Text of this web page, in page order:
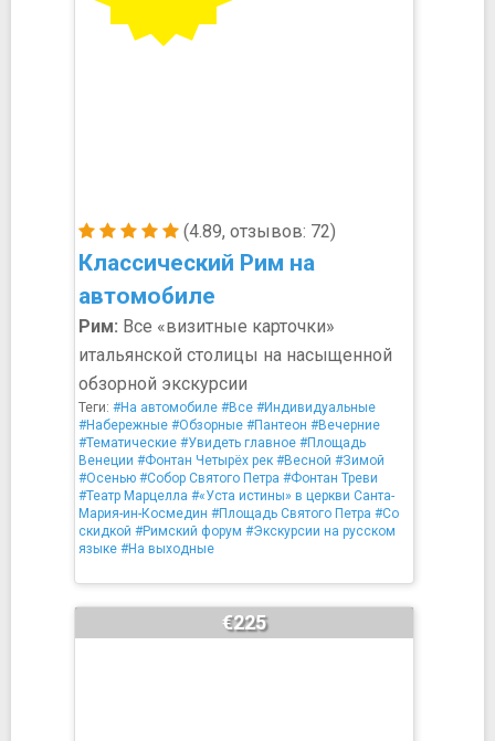
(4.89, отзывов: 72)
Классический Рим на
автомобиле
Рим: Все «визитные карточки»
итальянской столицы на насыщенной
обзорной экскурсии
Теги: #На автомобиле #Все #Индивидуальные
#Набережные #Обзорные #Пантеон #Вечерние
#Тематические #Увидеть главное #Площадь
Венеции #Фонтан Четырёх рек #Весной #Зимой
#Осенью #Собор Святого Петра #Фонтан Треви
#Театр Марцелла #«Уста истины» в церкви Санта-
Мария-ин-Космедин #Площадь Святого Петра #Со
скидкой #Римский форум #Экскурсии на русском
языке #На выходные
€225